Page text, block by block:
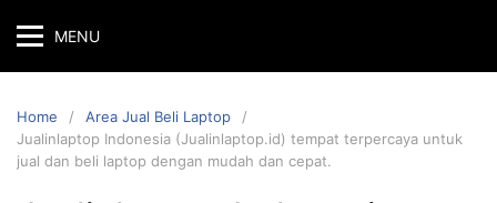
MENU
Home
Area Jual Beli Laptop
Jualinlaptop Indonesia (Jualinlaptop.id) tempat terpercaya untuk
jual dan beli laptop dengan mudah dan cepat.